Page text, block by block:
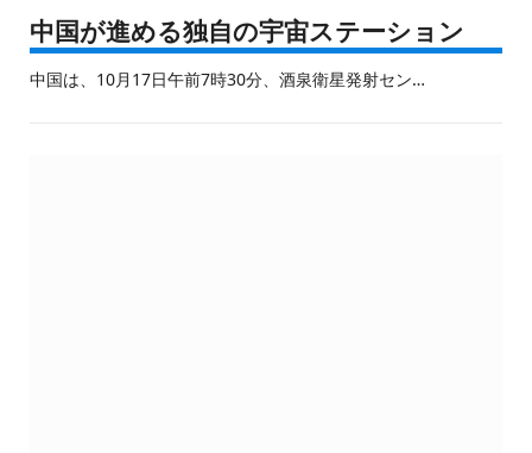
中国が進める独自の宇宙ステーション
中国は、10月17日午前7時30分、酒泉衛星発射セン…